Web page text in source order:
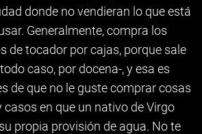
donde no vendieran lo que está
Generalmente, compra los
de tocador por cajas, porque sale
caso, por docena-, y esa es
de que no le guste comprar cosas
en que un nativo de Virgo
propia provisión de agua. No te